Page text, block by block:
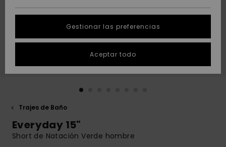
Destacados
Destacados
Inicia una
conversación
SOSTENIBILIDAD
Trajes de Baño
Everyday 15"
Short de Natación Verde hombre
Gestionar las preferencias
Aceptar todo